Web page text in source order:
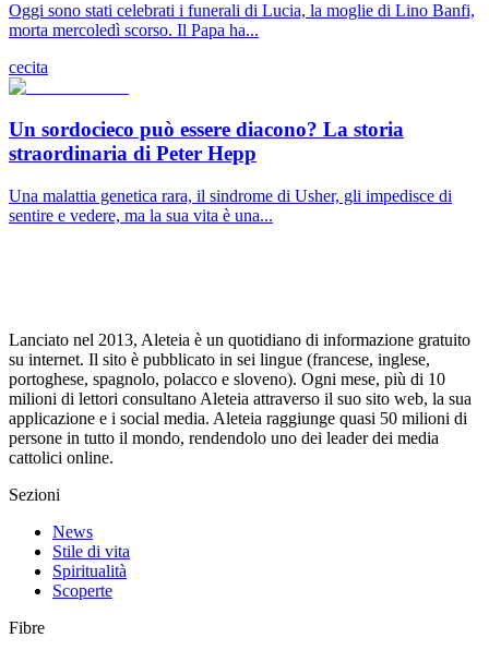
Oggi sono stati celebrati i funerali di Lucia, la moglie di Lino Banfi,
morta mercoledì scorso. Il Papa ha...
cecita
Un sordocieco può essere diacono? La storia
straordinaria di Peter Hepp
Una malattia genetica rara, il sindrome di Usher, gli impedisce di
sentire e vedere, ma la sua vita è una...
Lanciato nel 2013, Aleteia è un quotidiano di informazione gratuito
su internet. Il sito è pubblicato in sei lingue (francese, inglese,
portoghese, spagnolo, polacco e sloveno). Ogni mese, più di 10
milioni di lettori consultano Aleteia attraverso il suo sito web, la sua
applicazione e i social media. Aleteia raggiunge quasi 50 milioni di
persone in tutto il mondo, rendendolo uno dei leader dei media
cattolici online.
Sezioni
News
Stile di vita
Spiritualità
Scoperte
Fibre